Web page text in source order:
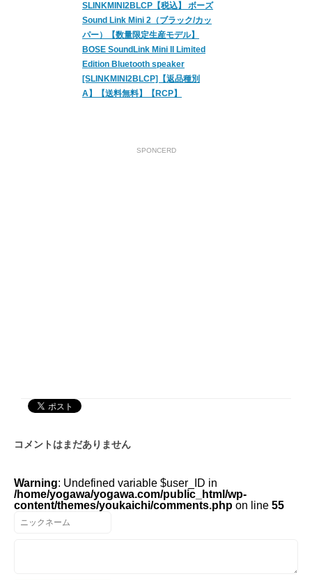
SLINKMINI2BLCP【税込】 ボーズ
Sound Link Mini 2（ブラック/カッ
パー）【数量限定生産モデル】
BOSE SoundLink Mini II Limited
Edition Bluetooth speaker
[SLINKMINI2BLCP]【返品種別
A】【送料無料】【RCP】
SPONCERD
コメントはまだありません
Warning: Undefined variable $user_ID in
/home/yogawa/yogawa.com/public_html/wp-
content/themes/youkaichi/comments.php on line 55